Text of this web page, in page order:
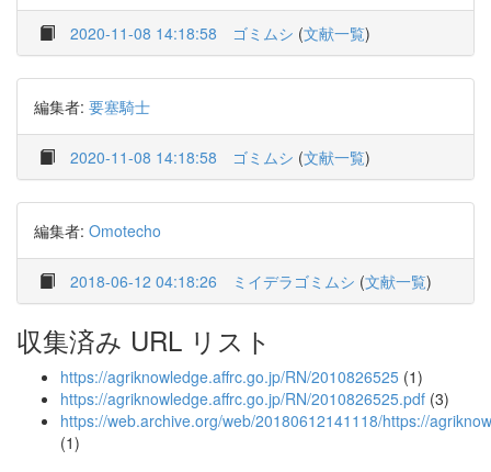
2020-11-08 14:18:58 ゴミムシ (文献一覧)
編集者: 要塞騎士
2020-11-08 14:18:58 ゴミムシ (文献一覧)
編集者: Omotecho
2018-06-12 04:18:26 ミイデラゴミムシ (文献一覧)
収集済み URL リスト
https://agriknowledge.affrc.go.jp/RN/2010826525 (1)
https://agriknowledge.affrc.go.jp/RN/2010826525.pdf (3)
https://web.archive.org/web/20180612141118/https://
(1)